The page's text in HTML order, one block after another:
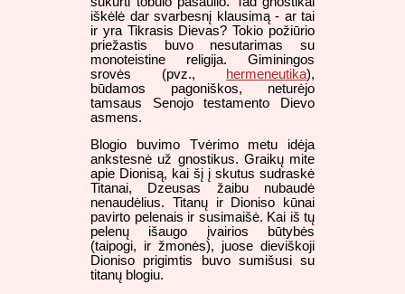
iškėlė dar svarbesnį klausimą - ar tai
ir yra Tikrasis Dievas? Tokio požiūrio
priežastis buvo nesutarimas su
monoteistine religija. Giminingos
srovės (pvz., hermeneutika),
būdamos pagoniškos, neturėjo
tamsaus Senojo testamento Dievo
asmens.
Blogio buvimo Tvėrimo metu idėja
ankstesnė už gnostikus. Graikų mite
apie Dionisą, kai šį į skutus sudraskė
Titanai, Dzeusas žaibu nubaudė
nenaudėlius. Titanų ir Dioniso kūnai
pavirto pelenais ir susimaišė. Kai iš tų
pelenų išaugo įvairios būtybės
(taipogi, ir žmonės), juose dieviškoji
Dioniso prigimtis buvo sumišusi su
titanų blogiu.